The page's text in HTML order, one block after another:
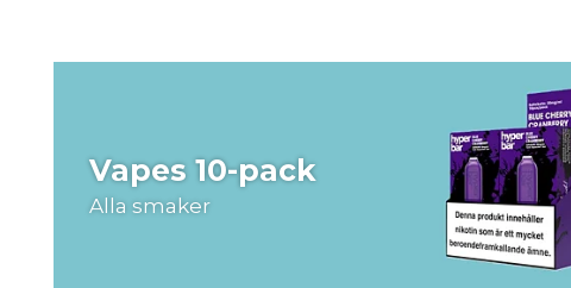
Vapes 10-pack
Alla smaker